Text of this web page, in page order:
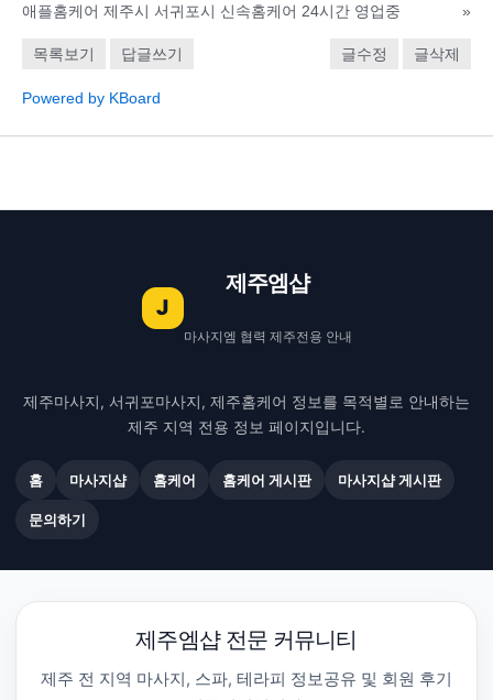
애플홈케어 제주시 서귀포시 신속홈케어 24시간 영업중
»
목록보기 답글쓰기 글수정 글삭제
Powered by KBoard
J
제주엠샵
마사지엠 협력 제주전용 안내
제주마사지, 서귀포마사지, 제주홈케어 정보를 목적별로 안내하는
제주 지역 전용 정보 페이지입니다.
홈 마사지샵 홈케어 홈케어 게시판 마사지샵 게시판
문의하기
제주엠샵 전문 커뮤니티
제주 전 지역 마사지, 스파, 테라피 정보공유 및 회원 후기